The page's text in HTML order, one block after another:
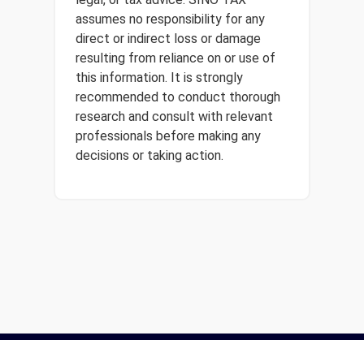
assumes no responsibility for any
direct or indirect loss or damage
resulting from reliance on or use of
this information. It is strongly
recommended to conduct thorough
research and consult with relevant
professionals before making any
decisions or taking action.